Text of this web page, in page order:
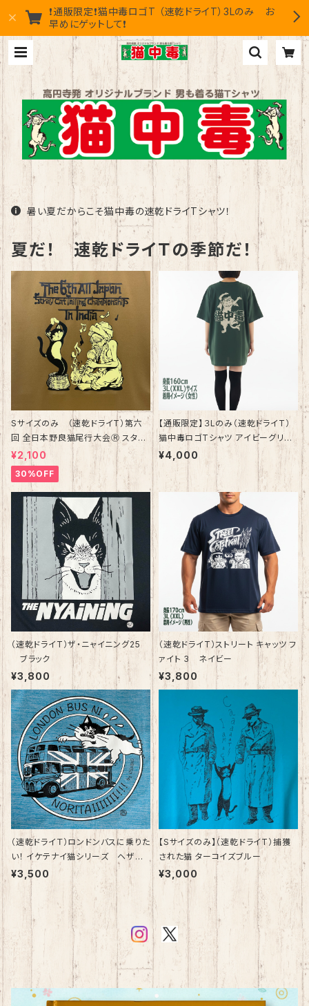
❗通販限定❗猫中毒ロゴT （速乾ドライT）3Lのみ お
早めにゲットして❗
暑い夏だからこそ猫中毒の速乾ドライTシャツ！
夏だ！ 速乾ドライＴの季節だ！
Sサイズのみ （速乾ドライT）第六
回 全日本野良猫尾行大会Ⓡ スタッ
フTシャツ コヨーテ
¥2,100
30%OFF
【通販限定】３Lのみ（速乾ドライT）
猫中毒ロゴTシャツ アイビーグリー
ン【数量限定】
¥4,000
（速乾ドライT）ザ・ニャイニング25
ブラック
¥3,800
（速乾ドライT）ストリート キャッツ フ
ァイト 3 ネイビー
¥3,800
（速乾ドライＴ）ロンドンバスに乗りた
い！ イケテナイ猫シリーズ ヘザー
ブルー
¥3,500
【Sサイズのみ】（速乾ドライT）捕獲
された猫 ターコイズブルー
¥3,000